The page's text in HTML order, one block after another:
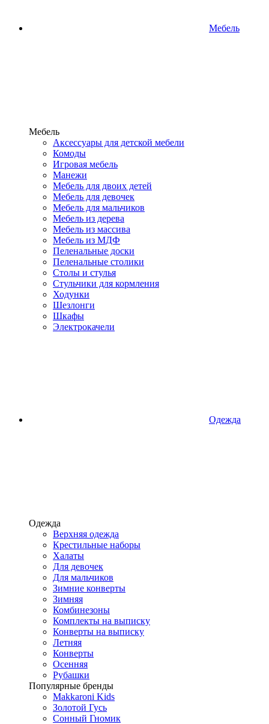
Мебель
Мебель
Аксессуары для детской мебели
Комоды
Игровая мебель
Манежи
Мебель для двоих детей
Мебель для девочек
Мебель для мальчиков
Мебель из дерева
Мебель из массива
Мебель из МДФ
Пеленальные доски
Пеленальные столики
Столы и стулья
Стульчики для кормления
Ходунки
Шезлонги
Шкафы
Электрокачели
Одежда
Одежда
Верхняя одежда
Крестильные наборы
Халаты
Для девочек
Для мальчиков
Зимние конверты
Зимняя
Комбинезоны
Комплекты на выписку
Конверты на выписку
Летняя
Конверты
Осенняя
Рубашки
Популярные бренды
Makkaroni Kids
Золотой Гусь
Сонный Гномик